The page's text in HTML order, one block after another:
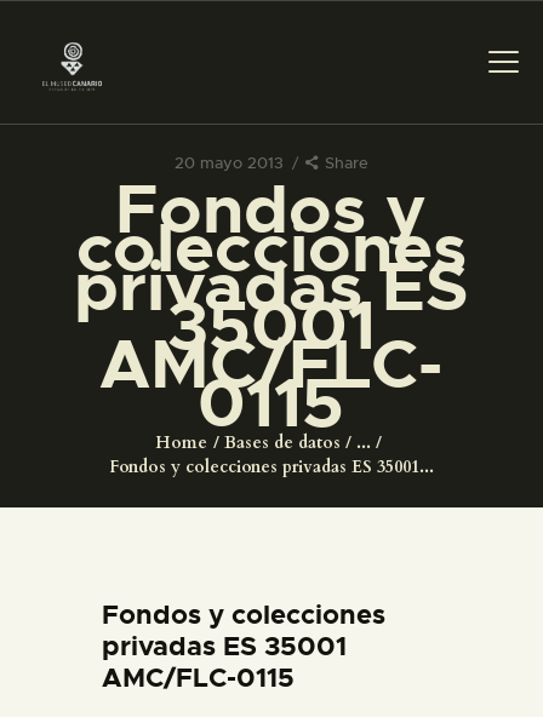
20 mayo 2013 Share
Fondos y
colecciones
privadas ES
35001
AMC/FLC-
0115
Home Bases de datos
...
Fondos y colecciones privadas ES 35001...
PREPARAR LA VISITA
ACTIVIDADES
█
EL MUSEO
ESPAÑOL
Fondos y colecciones
privadas ES 35001
AMC/FLC-0115